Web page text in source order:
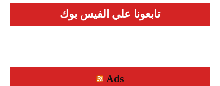
تابعونا علي الفيس بوك
Ads